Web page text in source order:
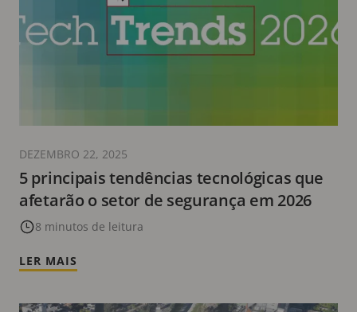
5 principais tendências tecnológicas que
afetarão o setor de segurança em 2026
8 minutos de leitura
DEZEMBRO 22, 2025
LER MAIS